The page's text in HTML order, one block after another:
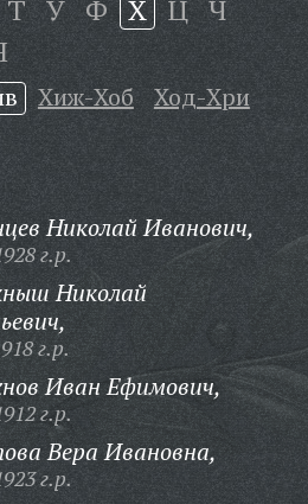
Т У Ф Х Ц Ч
Хиж-Хоб
Ход-Хри
Николай Иванович,
г.р.
Николай
г.р.
Иван Ефимович,
г.р.
Вера Ивановна,
г.р.